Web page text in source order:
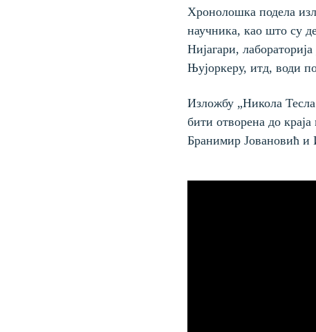
Хронолошка подела
научника, као што су
Нијагари,
Њујоркеру, итд, води
Изложбу „Никола
бити отворена до
Бранимир Јовановић и